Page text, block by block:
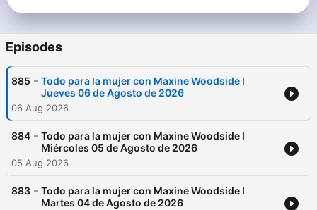
Episodes
885 - Todo para la mujer con Maxine Woodside I
Jueves 06 de Agosto de 2026
06 Aug 2026
884 - Todo para la mujer con Maxine Woodside I
Miércoles 05 de Agosto de 2026
05 Aug 2026
883 - Todo para la mujer con Maxine Woodside I
Martes 04 de Agosto de 2026